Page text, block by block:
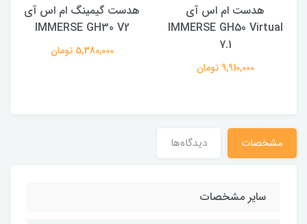
هدست ام اس آی
IMMERSE GH50 Virtual
7.1
9,910,000 تومان
هدست گیمینگ ام اس آی
IMMERSE GH30 V2
5,380,000 تومان
مشخصات دیدگاه‌ها
سایر مشخصات